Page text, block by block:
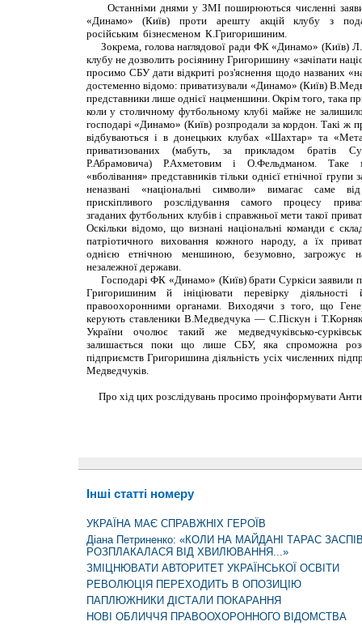
Останніми днями у ЗМІ поширюються численні заяви
«Динамо» (Київ) проти арешту акцій клубу з
російським бізнесменом К.Григоришиним.
Зокрема, голова наглядової ради ФК «Динамо» (Київ)
клубу не дозволить росіянину Григоришину «зачіпати
просимо СБУ дати відкриті роз'яснення щодо названих
достеменно відомо: приватизували «Динамо» (Київ)
представники лише однієї нацменшини. Окрім того, така
коли у столичному футбольному клубі майже не
господарі «Динамо» (Київ) розпродализа кордон. Такі ж
відбуваються і в донецьких клубах «Шахтар» та
приватизованих (мабуть, за прикладом братів
Р.Абрамовича) Р.Ахметовим і О.Фельдманом. Таке
«вболівання» представників тільки однієї етнічної групи
неназвані «національні символи» вимагає саме
прискіпливого розслідування самого процесу
згаданих футбольних клубів і справжньої мети такої
Оскільки відомо, що визнані національні команди є
патріотичного виховання кожного народу, а їх
однією етнічною меншиною, безумовно, загрожує
незалежної держави.
Господарі ФК «Динамо» (Київ) брати Суркіси заявили
Григоришиним й ініціювати перевірку
правоохоронними органами. Виходячи з того, що
керують ставленики В.Медведчука — С.Піскун і
України очолює такий же медведчуківсько-
залишається поки що лише СБУ, яка спроможна
підприємств Григоришина діяльність усіх численних
Медведчуків.
Про хід цих розслідувань просимо проінформувати
Інші статті номеру
УКРАЇНА МАЄ СПРАВЖНІХ ГЕРОЇВ
Діана Петриненко: «КОЛИ НА МАЙДАНІ ТАРАС
РОЗПЛАКАЛАСЯ ВІД ХВИЛЮВАННЯ...»
ЗМІЦНЮВАТИ АВТОРИТЕТ УКРАЇНСЬКОЇ ОСВІТИ
РЕВОЛЮЦІЯ ПЕРЕХОДИТЬ В ОПОЗИЦІЮ
ПАПЛЮЖНИКИ ДІСТАЛИ ПОКАРАННЯ
НОВІ ОБЛИЧЧЯ ПРАВООХОРОННОГО ВІДОМСТВА